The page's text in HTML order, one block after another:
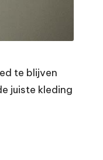
te blijven
juiste kleding